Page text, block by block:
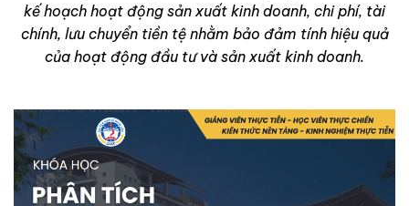
kế hoạch hoạt động sản xuất kinh doanh, chi phí, tài
chính, lưu chuyển tiền tệ nhằm bảo đảm tính hiệu quả
của hoạt động đầu tư và sản xuất kinh doanh.